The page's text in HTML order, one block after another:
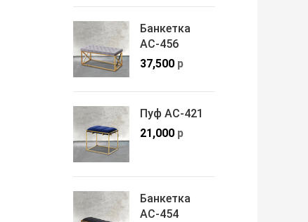
Банкетка
АС-456
37,500р
Пуф АС-421
21,000р
Банкетка
АС-454